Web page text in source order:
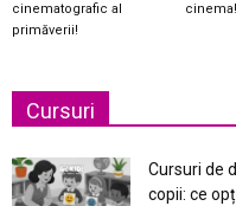
cinematografic al
primăverii!
cinema!
Cursuri
Cursuri de
copii: ce